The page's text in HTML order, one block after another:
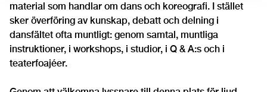
material som handlar om dans och koreografi. I stället
sker överföring av kunskap, debatt och delning i
dansfältet ofta muntligt: genom samtal, muntliga
instruktioner, i workshops, i studior, i Q & A:s och i
teaterfoajéer.